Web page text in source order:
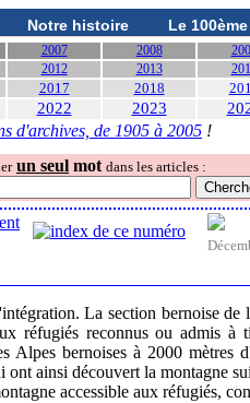
Notre histoire Le
2007 2008
2012 2013
2017 2018
2022 2023
d'archives, de 1905 à 2005 !
un seul mot dans les articles :
La section bernoise
réfugiés reconnus ou admis
Alpes bernoises à 2000
ainsi découvert la montagne
accessible aux réfugiés,